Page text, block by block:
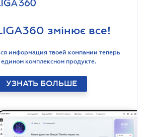
змінює все!
информация твоей компании теперь
едином комплексном продукте.
УЗНАТЬ БОЛЬШЕ